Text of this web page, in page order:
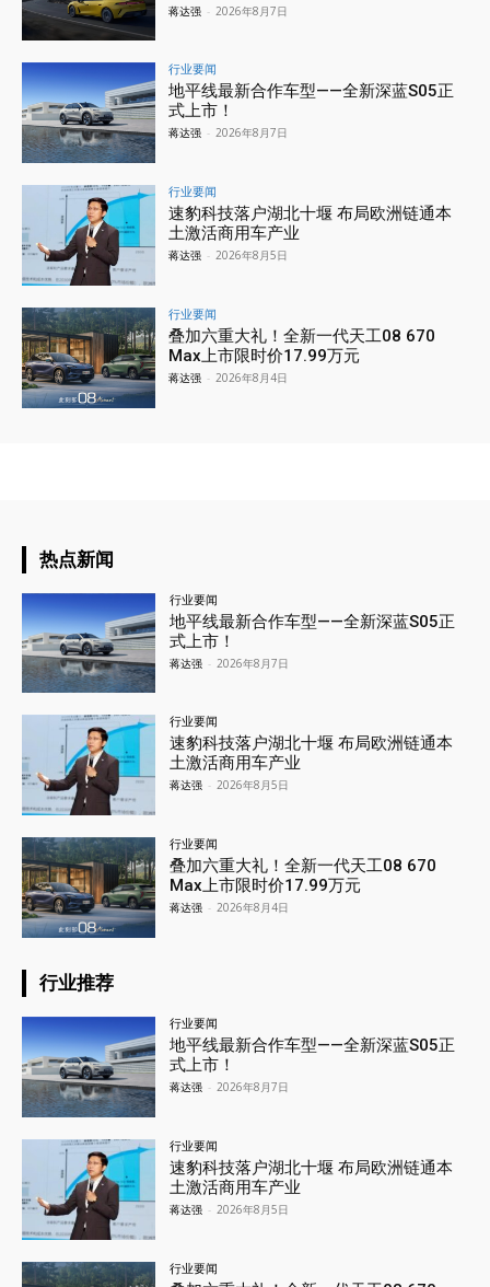
蒋达强 - 2026年8月7日
行业要闻
地平线最新合作车型——全新深蓝S05正
式上市！
蒋达强 - 2026年8月7日
行业要闻
速豹科技落户湖北十堰 布局欧洲链通本
土激活商用车产业
蒋达强 - 2026年8月5日
行业要闻
叠加六重大礼！全新一代天工08 670
Max上市限时价17.99万元
蒋达强 - 2026年8月4日
热点新闻
行业要闻
地平线最新合作车型——全新深蓝S05正
式上市！
蒋达强 - 2026年8月7日
行业要闻
速豹科技落户湖北十堰 布局欧洲链通本
土激活商用车产业
蒋达强 - 2026年8月5日
行业要闻
叠加六重大礼！全新一代天工08 670
Max上市限时价17.99万元
蒋达强 - 2026年8月4日
行业推荐
行业要闻
地平线最新合作车型——全新深蓝S05正
式上市！
蒋达强 - 2026年8月7日
行业要闻
速豹科技落户湖北十堰 布局欧洲链通本
土激活商用车产业
蒋达强 - 2026年8月5日
行业要闻